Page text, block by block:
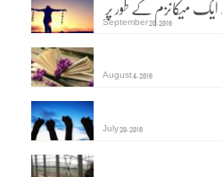
میکانزم کے طور پر
September 20, 2016
August 4, 2016
July 20, 2016